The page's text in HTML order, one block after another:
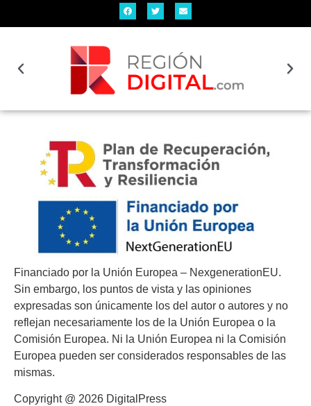
Financiado por la Unión Europea – NexgenerationEU.
Sin embargo, los puntos de vista y las opiniones
expresadas son únicamente los del autor o autores y no
reflejan necesariamente los de la Unión Europea o la
Comisión Europea. Ni la Unión Europea ni la Comisión
Europea pueden ser considerados responsables de las
mismas.
Copyright @ 2026 DigitalPress